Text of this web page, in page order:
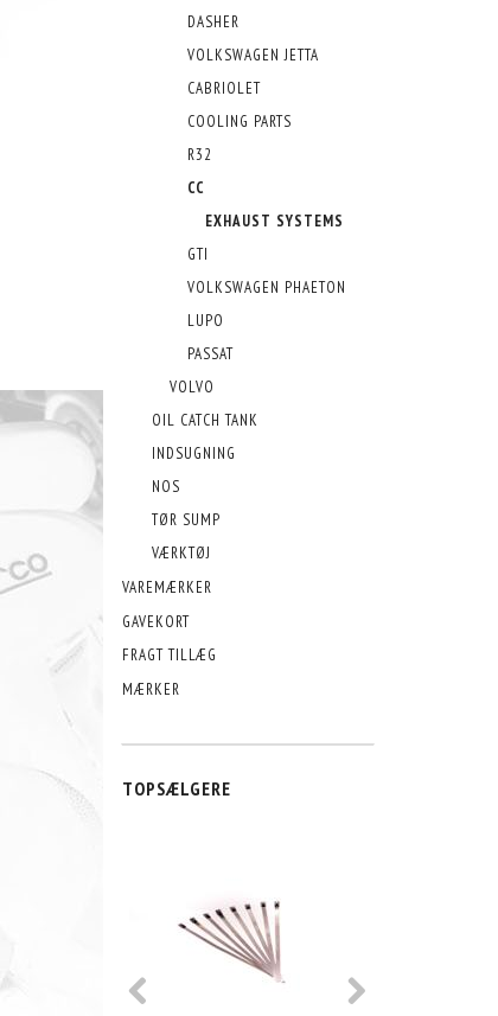
DASHER
VOLKSWAGEN JETTA
CABRIOLET
COOLING PARTS
R32
CC
EXHAUST SYSTEMS
GTI
VOLKSWAGEN PHAETON
LUPO
PASSAT
VOLVO
OIL CATCH TANK
INDSUGNING
NOS
TØR SUMP
VÆRKTØJ
VAREMÆRKER
GAVEKORT
FRAGT TILLÆG
MÆRKER
TOPSÆLGERE